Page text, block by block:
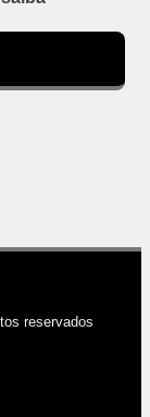
reservados